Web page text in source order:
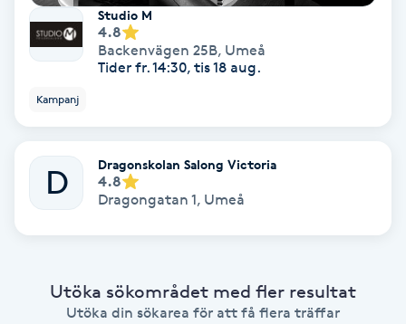
Spa
Spa manikyr & pedikyr
Spa-manikyr
Spa-pedikyr
Spraytan
Sugaring
Studio M
4.8
Backenvägen 25B, Umeå
Tider fr. 14:30, tis 18 aug.
Kampanj
D Dragonskolan Salong Victoria
4.8
Dragongatan 1, Umeå
Utöka sökområdet med fler resultat
Utöka din sökarea för att få flera träffar